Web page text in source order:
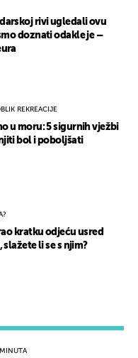
rivi ugledali ovu
doznati odakle je –
REKREACIJE
u moru: 5 sigurnih vježbi
bol i poboljšati
kratku odjeću usred
li se s njim?